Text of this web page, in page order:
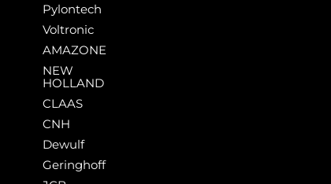
Pylontech
Voltronic
AMAZONE
NEW
HOLLAND
CLAAS
CNH
Dewulf
Geringhoff